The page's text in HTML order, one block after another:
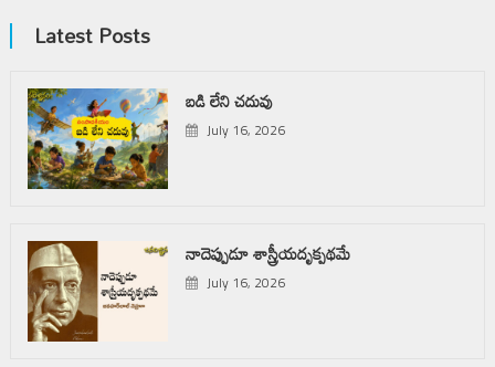
Latest Posts
బడి లేని చదువు
July 16, 2026
నాదెప్పుడూ శాస్త్రీయదృక్పథమే
July 16, 2026